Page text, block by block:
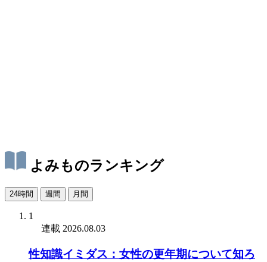
よみものランキング
24時間 週間 月間
1
連載 2026.08.03
性知識イミダス：女性の更年期について知ろ